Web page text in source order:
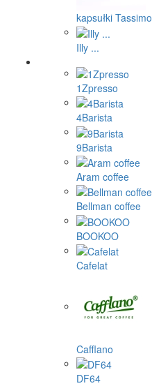
kapsułki Tassimo
Illy ...
1Zpresso
4Barista
9Barista
Aram coffee
Bellman coffee
BOOKOO
Cafelat
Cafflano
DF64